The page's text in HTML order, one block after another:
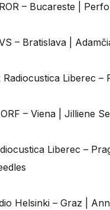
– Bucareste |
– Bratislava |
Liberec
– Viena | Jilliene
Liberec –
Helsinki – Graz |